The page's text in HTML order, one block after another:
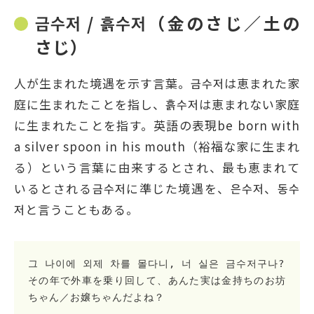
금수저 / 흙수저（金のさじ／土の
さじ）
人が生まれた境遇を示す言葉。금수저は恵まれた家
庭に生まれたことを指し、흙수저は恵まれない家庭
に生まれたことを指す。英語の表現be born with
a silver spoon in his mouth（裕福な家に生まれ
る）という言葉に由来するとされ、最も恵まれて
いるとされる금수저に準じた境遇を、은수저、동수
저と言うこともある。
그 나이에 외제 차를 몰다니, 너 실은 금수저구나?
その年で外車を乗り回して、あんた実は金持ちのお坊
ちゃん／お嬢ちゃんだよね？